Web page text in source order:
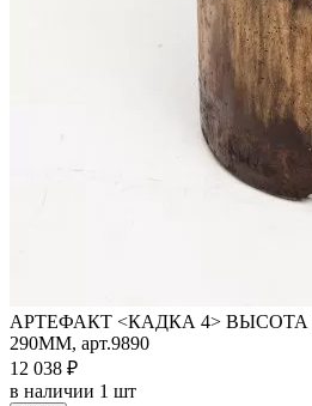
АРТЕФАКТ <КАДКА 4>
290ММ, арт.9890
12 038 ₽
в наличии 1 шт